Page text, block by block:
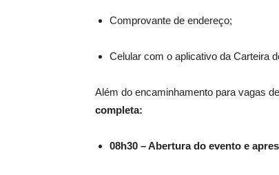
Comprovante de endereço;
Celular com o aplicativo da Carteira
Além do encaminhamento para vagas
completa:
08h30 – Abertura do evento e